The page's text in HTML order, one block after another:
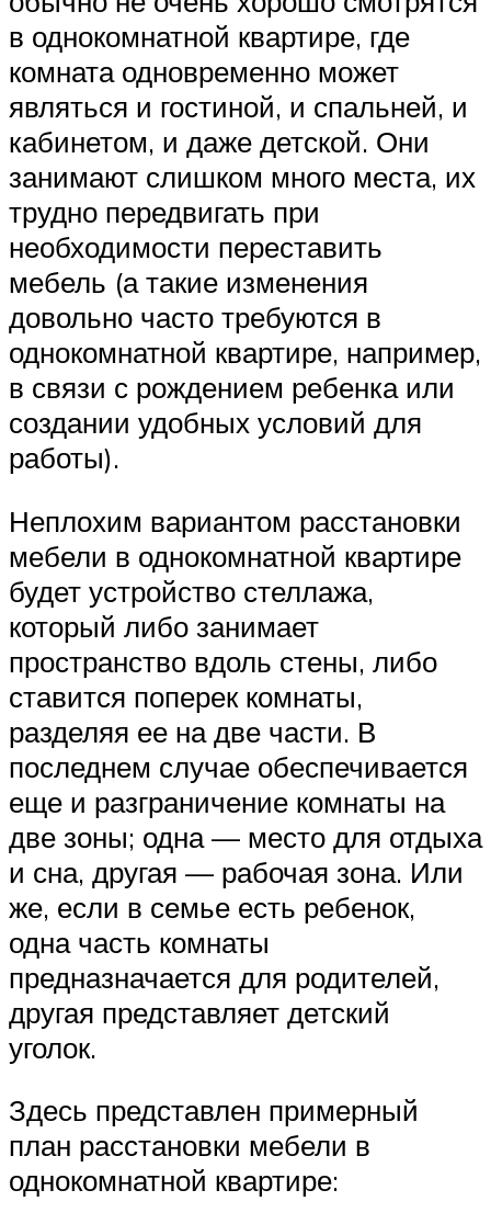
в однокомнатной квартире, где
комната одновременно может
являться и гостиной, и спальней, и
кабинетом, и даже детской. Они
занимают слишком много места, их
трудно передвигать при
необходимости переставить
мебель (а такие изменения
довольно часто требуются в
однокомнатной квартире, например,
в связи с рождением ребенка или
создании удобных условий для
работы).
Неплохим вариантом расстановки
мебели в однокомнатной квартире
будет устройство стеллажа,
который либо занимает
пространство вдоль стены, либо
ставится поперек комнаты,
разделяя ее на две части. В
последнем случае обеспечивается
еще и разграничение комнаты на
две зоны; одна — место для отдыха
и сна, другая — рабочая зона. Или
же, если в семье есть ребенок,
одна часть комнаты
предназначается для родителей,
другая представляет детский
уголок.
Здесь представлен примерный
план расстановки мебели в
однокомнатной квартире: